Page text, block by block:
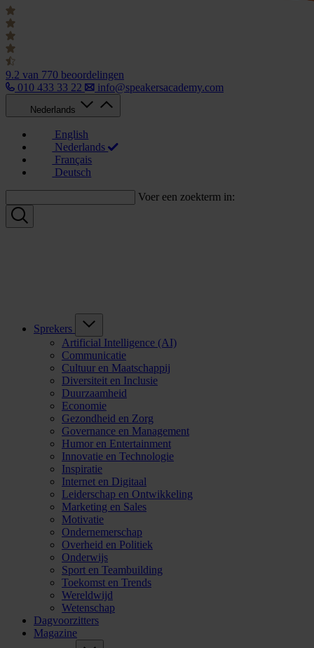
9.2 van 770 beoordelingen
010 433 33 22
info@speakersacademy.com
Nederlands
English
Nederlands
Français
Deutsch
Voer een zoekterm in:
Sprekers
Artificial Intelligence (AI)
Communicatie
Cultuur en Maatschappij
Diversiteit en Inclusie
Duurzaamheid
Economie
Gezondheid en Zorg
Governance en Management
Humor en Entertainment
Innovatie en Technologie
Inspiratie
Internet en Digitaal
Leiderschap en Ontwikkeling
Marketing en Sales
Motivatie
Ondernemerschap
Overheid en Politiek
Onderwijs
Sport en Teambuilding
Toekomst en Trends
Wereldwijd
Wetenschap
Dagvoorzitters
Magazine